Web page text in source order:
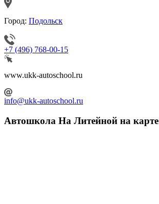
Город: Подольск
+7 (496) 768-00-15
www.ukk-autoschool.ru
info@ukk-autoschool.ru
Автошкола На Литейной на карте